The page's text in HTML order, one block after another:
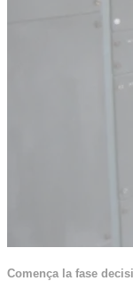
Comença la fase